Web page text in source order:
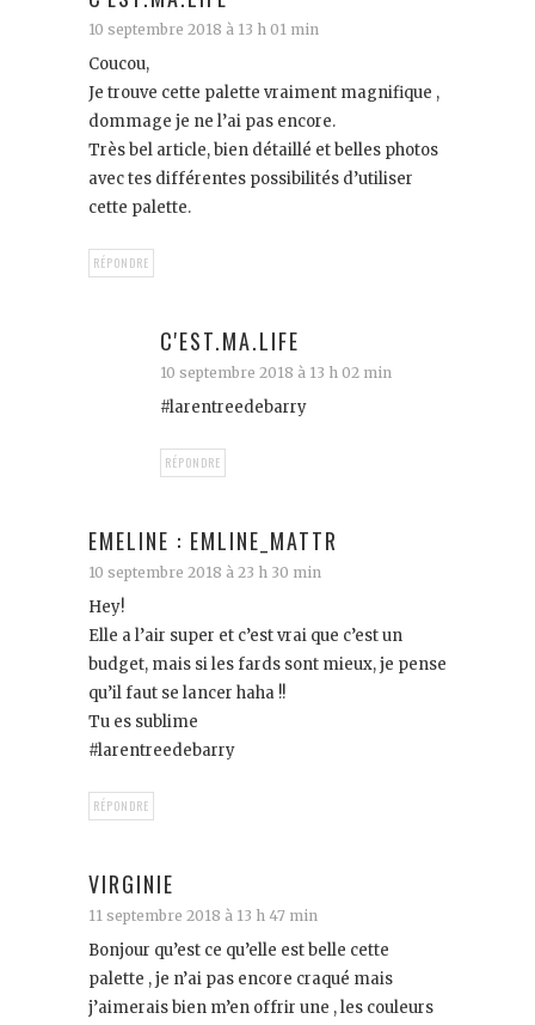
10 septembre 2018 à 13 h 01 min
Coucou,
Je trouve cette palette vraiment magnifique ,
dommage je ne l’ai pas encore.
Très bel article, bien détaillé et belles photos
avec tes différentes possibilités d’utiliser
cette palette.
RÉPONDRE
C'EST.MA.LIFE
10 septembre 2018 à 13 h 02 min
#larentreedebarry
RÉPONDRE
EMELINE : EMLINE_MATTR
10 septembre 2018 à 23 h 30 min
Hey!
Elle a l’air super et c’est vrai que c’est un
budget, mais si les fards sont mieux, je pense
qu’il faut se lancer haha !!
Tu es sublime
#larentreedebarry
RÉPONDRE
VIRGINIE
11 septembre 2018 à 13 h 47 min
Bonjour qu’est ce qu’elle est belle cette
palette , je n’ai pas encore craqué mais
j’aimerais bien m’en offrir une , les couleurs